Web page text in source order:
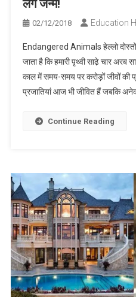
लेंगे जन्म!
02/12/2018 Education
Endangered Animals हेल्लो दोस्तों
जाता है कि हमारी पृथ्वी साढे़ चार अरब
काल में समय-समय पर करोड़ों जीवों की
प्रजातियां आज भी जीवित हैं जबकि
Continue Reading